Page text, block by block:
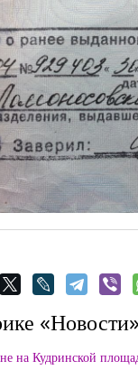
«Новости»
на Кудринской